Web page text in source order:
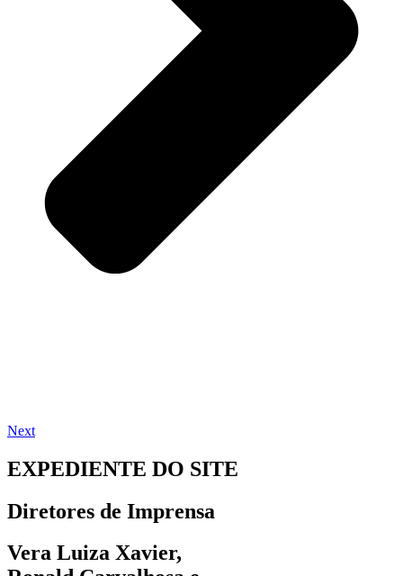
Next
EXPEDIENTE DO SITE
Diretores de Imprensa
Vera Luiza Xavier,